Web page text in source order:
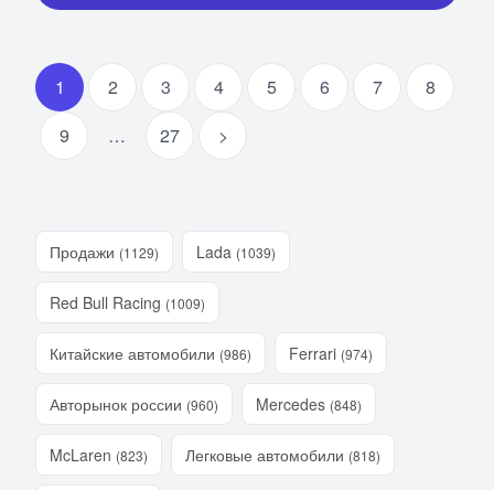
1 2 3 4 5 6 7
8
9
… 27 >
Продажи (1129) Lada (1039)
Red Bull Racing (1009)
Китайские автомобили (986) Ferrari (974)
Авторынок россии (960) Mercedes (848)
McLaren (823) Легковые автомобили (818)